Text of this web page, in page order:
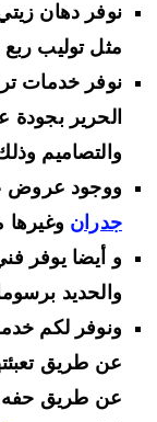
نوفر دهان زيتي
مثل توليب ربع
نوفر خدمات
الحريربجودة
والتصاميم وذلك
ووجود عروض
جدرانوغيرها
و أيضا يوفر فني
والحديد
ونوفر لكم
عن طريق تعبئتها
عن طريق حفه